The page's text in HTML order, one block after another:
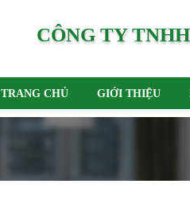
CÔNG TY
TRANG CHỦ GIỚI THIỆU